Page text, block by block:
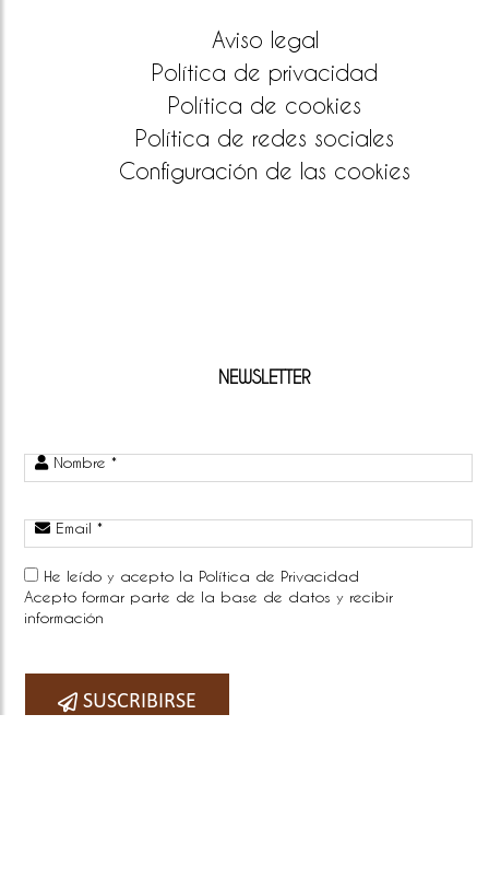
Aviso legal
Política de privacidad
Política de cookies
Política de redes sociales
Configuración de las cookies
NEWSLETTER
Nombre *
Email *
He leído y acepto la Política de Privacidad
Acepto formar parte de la base de datos y recibir
información
SUSCRIBIRSE